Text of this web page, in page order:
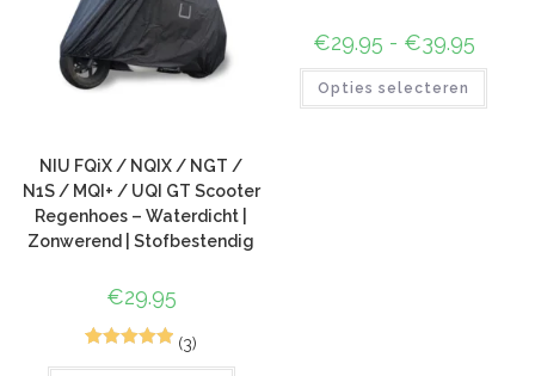
NIU FQiX / NQIX / NGT /
N1S / MQI+ / UQI GT Scooter
Regenhoes – Waterdicht |
Zonwerend | Stofbestendig
€29.95
(3)
€29.95 - €39.95
Opties selecteren